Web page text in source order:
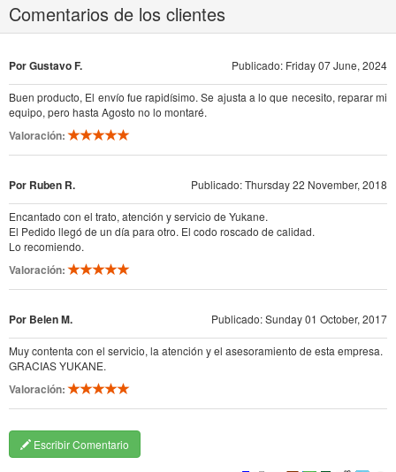
Comentarios de los clientes
Por Gustavo F. Publicado: Friday 07 June, 2024
Buen producto, El envío fue rapidísimo. Se ajusta a lo que necesito, reparar mi
equipo, pero hasta Agosto no lo montaré.
Valoración:
Por Ruben R. Publicado: Thursday 22 November, 2018
Encantado con el trato, atención y servicio de Yukane.
El Pedido llegó de un día para otro. El codo roscado de calidad.
Lo recomiendo.
Valoración:
Por Belen M. Publicado: Sunday 01 October, 2017
Muy contenta con el servicio, la atención y el asesoramiento de esta empresa.
GRACIAS YUKANE.
Valoración:
Escribir Comentario